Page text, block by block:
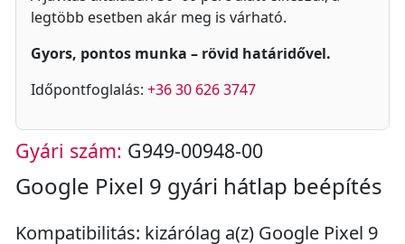
legtöbb esetben akár meg is várható.
Gyors, pontos munka – rövid határidővel.
Időpontfoglalás: +36 30 626 3747
Gyári szám: G949-00948-00
Google Pixel 9 gyári hátlap beépítés
Kompatibilitás: kizárólag a(z) Google Pixel 9